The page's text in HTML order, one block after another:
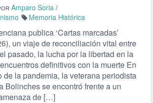
Amparo Soria /
Memoria Histórica
publica ‘Cartas marcadas’
un viaje de reconciliación vital entre
pasado, la lucha por la libertad en la
definitivos con la muerte En
de la pandemia, la veterana periodista
Bolinches se encontró frente a un
de […]